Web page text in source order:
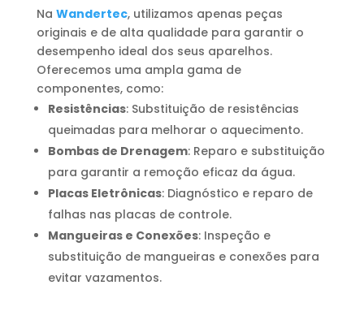
Na Wandertec, utilizamos apenas peças
originais e de alta qualidade para garantir o
desempenho ideal dos seus aparelhos.
Oferecemos uma ampla gama de
componentes, como:
Resistências: Substituição de resistências
queimadas para melhorar o aquecimento.
Bombas de Drenagem: Reparo e substituição
para garantir a remoção eficaz da água.
Placas Eletrônicas: Diagnóstico e reparo de
falhas nas placas de controle.
Mangueiras e Conexões: Inspeção e
substituição de mangueiras e conexões para
evitar vazamentos.